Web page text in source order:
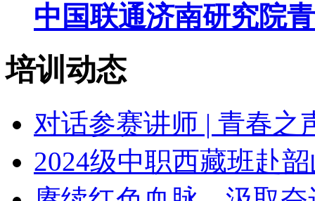
中国联通济南研究院
培训动态
对话参赛讲师 | 青春之
2024级中职西藏班赴